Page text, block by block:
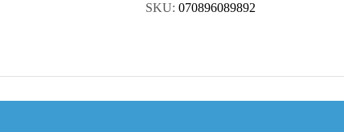
SKU:070896089892